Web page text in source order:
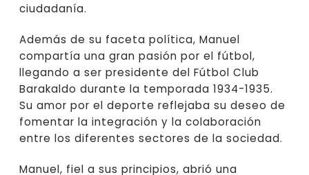
ciudadanía.
Además de su faceta política, Manuel
compartía una gran pasión por el fútbol,
llegando a ser presidente del Fútbol Club
Barakaldo durante la temporada 1934-1935.
Su amor por el deporte reflejaba su deseo de
fomentar la integración y la colaboración
entre los diferentes sectores de la sociedad.
Manuel, fiel a sus principios, abrió una